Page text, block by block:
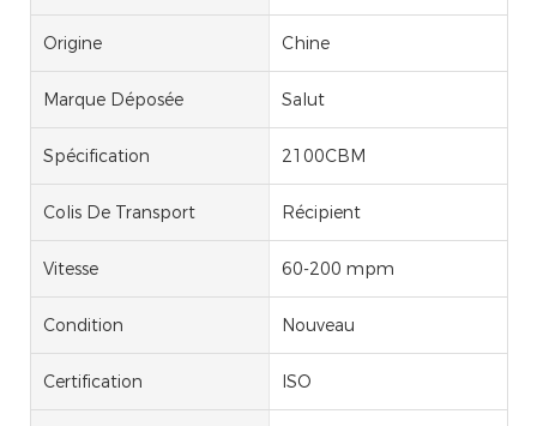
Origine Chine
Marque Déposée Salut
Spécification 2100CBM
Colis De Transport Récipient
Vitesse 60-200 mpm
Condition Nouveau
Certification ISO